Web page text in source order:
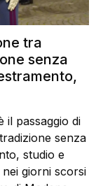
tra
senza
il passaggio di
senza
studio e
giorni scorsi